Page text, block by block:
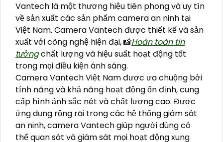
Vantech là một thương hiệu tiên phong và uy tín
về sản xuất các sản phẩm camera an ninh tại
Việt Nam. Camera Vantech được thiết kế và sản
xuất với công nghệ hiện đại, 📸Hoàn toàn tin
tưởngchất lượng và hiệu suất hoạt động tốt
trong mọi điều kiện ánh sáng.
Camera Vantech Việt Nam được ưa chuộng bởi
tính năng và khả năng hoạt động ổn định, cung
cấp hình ảnh sắc nét và chất lượng cao. Được
ứng dụng rộng rãi trong các hệ thống giám sát
an ninh, camera Vantech giúp người dùng có
thể quan sát và giám sát mọi hoạt động xung